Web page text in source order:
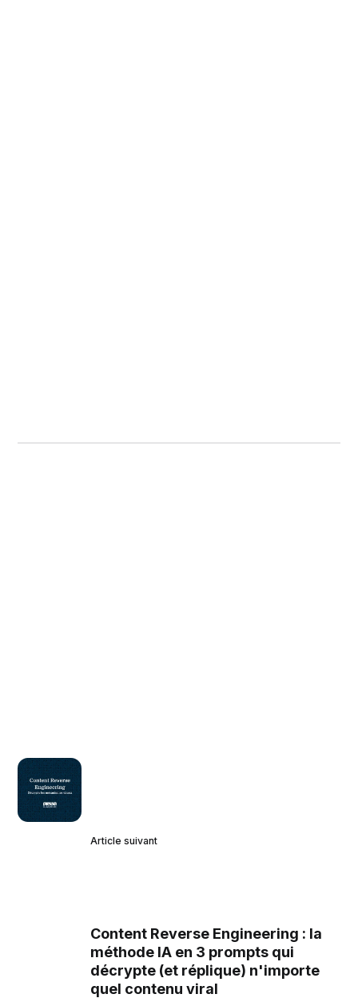
Article suivant
Content Reverse Engineering : la
méthode IA en 3 prompts qui
décrypte (et réplique) n'importe
quel contenu viral